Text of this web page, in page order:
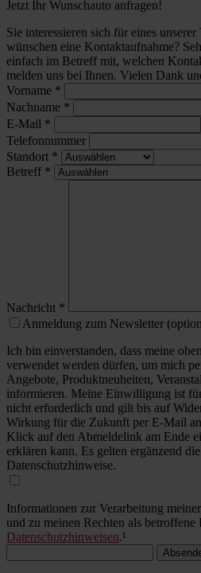
Jetzt Ihr Wunschauto anfragen!
Sie interessieren sich für eines
wünschen eine Kontaktaufnahme?
einfach im Betreff mit, welchen
melden uns bei Ihnen. Vielen Dank
Vorname *
Nachname *
E-Mail *
Telefonnummer
Standort *
Betreff *
Nachricht *
Anmeldung zum Newsletter
Ich bin einverstanden, dass meine
verwendet werden dürfen, um mich
Angebote, Produktneuheiten,
informieren. Meine Einwilligung ist
nicht erforderlich und gilt bis auf
Wirkung für die Zukunft per E-Mail
Klick auf den Abmeldelink am Ende
erklären kann. Es gelten ergänzend
Datenschutzhinweise.
Informationen zur Verarbeitung
und zu meinen Rechten als betroffene
Datenschutzhinweisen.¹